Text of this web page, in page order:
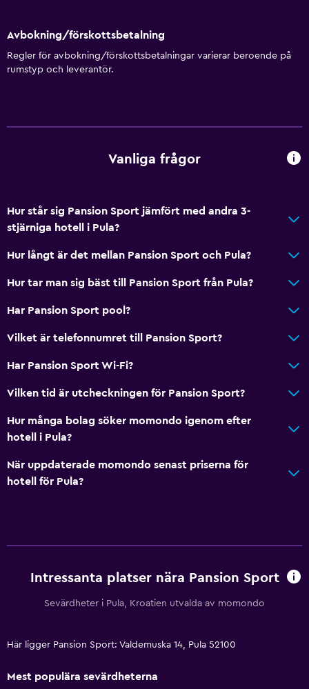
Avbokning/förskottsbetalning
Regler för avbokning/förskottsbetalningar varierar beroende på
rumstyp och leverantör.
Vanliga frågor
Hur står sig Pansion Sport jämfört med andra 3-
stjärniga hotell i Pula?
Hur långt är det mellan Pansion Sport och Pula?
Hur tar man sig bäst till Pansion Sport från Pula?
Har Pansion Sport pool?
Vilket är telefonnumret till Pansion Sport?
Har Pansion Sport Wi-Fi?
Vilken tid är utcheckningen för Pansion Sport?
Hur många bolag söker momondo igenom efter
hotell i Pula?
När uppdaterade momondo senast priserna för
hotell för Pula?
Intressanta platser nära Pansion Sport
Sevärdheter i Pula, Kroatien utvalda av momondo
Här ligger Pansion Sport: Valdemuska 14, Pula 52100
Mest populära sevärdheterna